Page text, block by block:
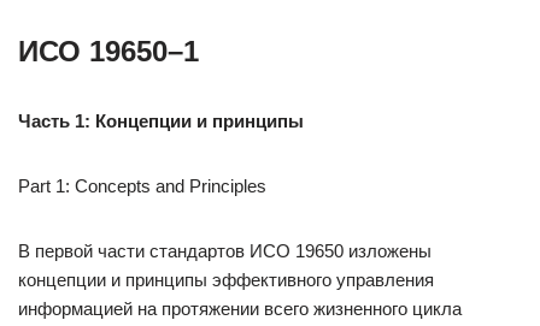
ИСО 19650–1
Часть 1: Концепции и принципы
Part 1: Concepts and Principles
В первой части стандартов ИСО 19650 изложены
концепции и принципы эффективного управления
информацией на протяжении всего жизненного цикла